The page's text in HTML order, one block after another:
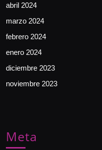
abril 2024
marzo 2024
febrero 2024
enero 2024
diciembre 2023
noviembre 2023
Meta